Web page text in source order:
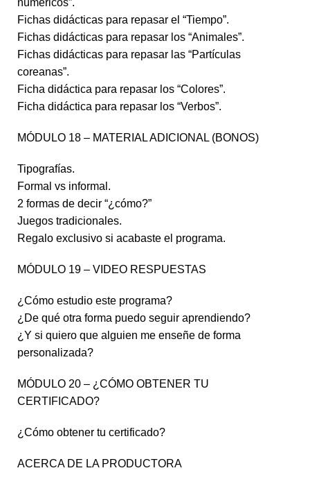
numéricos”.
Fichas didácticas para repasar el “Tiempo”.
Fichas didácticas para repasar los “Animales”.
Fichas didácticas para repasar las “Partículas
coreanas”.
Ficha didáctica para repasar los “Colores”.
Ficha didáctica para repasar los “Verbos”.
MÓDULO 18 – MATERIAL ADICIONAL (BONOS)
Tipografías.
Formal vs informal.
2 formas de decir “¿cómo?”
Juegos tradicionales.
Regalo exclusivo si acabaste el programa.
MÓDULO 19 – VIDEO RESPUESTAS
¿Cómo estudio este programa?
¿De qué otra forma puedo seguir aprendiendo?
¿Y si quiero que alguien me enseñe de forma
personalizada?
MÓDULO 20 – ¿CÓMO OBTENER TU
CERTIFICADO?
¿Cómo obtener tu certificado?
ACERCA DE LA PRODUCTORA